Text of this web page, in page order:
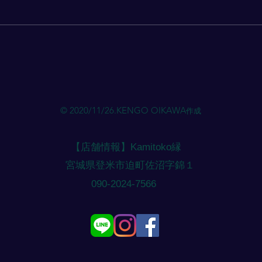
には 前日 までの予約になりま
ぐ対応できない場合 があ
© 2020/11/26.KENGO OIKAWA作成
【店舗情報】Kamitoko縁
​宮城県登米市迫町佐沼字錦１
​090-2024-7566